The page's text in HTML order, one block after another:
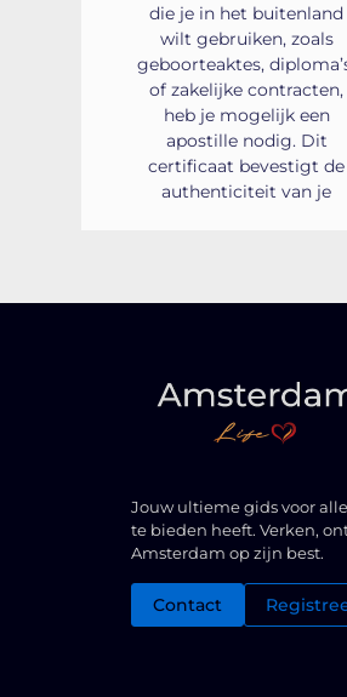
die je in het buitenland
wilt gebruiken, zoals
geboorteaktes,
of zakelijke contracten,
heb je mogelijk een
apostille nodig. Dit
certificaat bevestigt de
authenticiteit van je
Jouw ultieme gids voor
te bieden heeft. Verken,
Amsterdam op zijn best.
Contact